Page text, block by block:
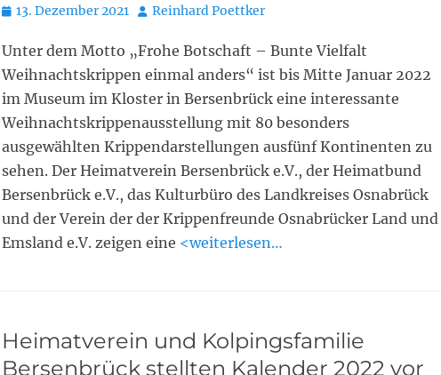
Posted
13. Dezember 2021 Autor
Reinhard Poettker
Unter dem Motto „Frohe Botschaft – Bunte Vielfalt
Weihnachtskrippen einmal anders“ ist bis Mitte Januar 2022
im Museum im Kloster in Bersenbrück eine interessante
Weihnachtskrippenausstellung mit 80 besonders
ausgewählten Krippendarstellungen ausfünf Kontinenten zu
sehen. Der Heimatverein Bersenbrück e.V., der Heimatbund
Bersenbrück e.V., das Kulturbüro des Landkreises Osnabrück
und der Verein der der Krippenfreunde Osnabrücker Land und
Emsland e.V. zeigen eine <weiterlesen…
Heimatverein und Kolpingsfamilie
Bersenbrück stellten Kalender 2022 vor